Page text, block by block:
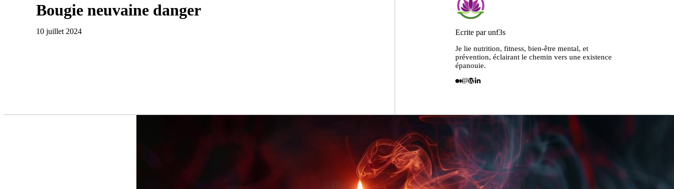
Bougie neuvaine danger
10 juillet 2024 Ecrite par unf3s
Je lie nutrition, fitness, bien-être mental, et
prévention, éclairant le chemin vers une existence
épanouie.